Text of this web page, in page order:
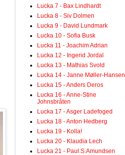
Lucka 7 - Bax Lindhardt
Lucka 8 - Siv Dolmen
Lucka 9 - David Lundmark
Lucka 10 - Sofia Busk
Lucka 11 - Joachim Adrian
Lucka 12 - Ingerid Jordal
Lucka 13 - Mathias Svold
Lucka 14 - Janne Møller-Hansen
Lucka 15 - Anders Deros
Lucka 16 - Anne-Stine
Johnsbråten
Lucka 17 - Asger Ladefoged
Lucka 18 - Anton Hedberg
Lucka 19 - Kolla!
Lucka 20 - Klaudia Lech
Lucka 21 - Paul.S.Amundsen